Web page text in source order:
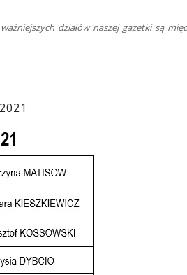
działów naszej gazetki są